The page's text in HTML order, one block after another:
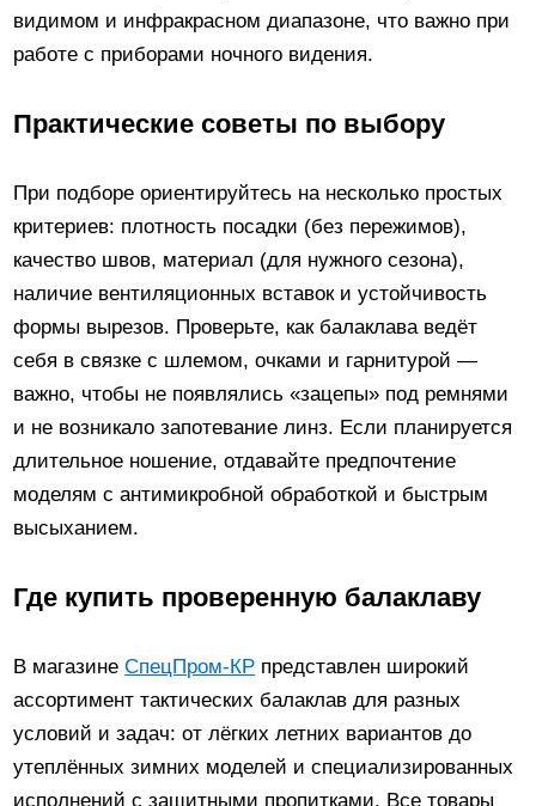
видимом и инфракрасном диапазоне, что важно при
работе с приборами ночного видения.
Практические советы по выбору
При подборе ориентируйтесь на несколько простых
критериев: плотность посадки (без пережимов),
качество швов, материал (для нужного сезона),
наличие вентиляционных вставок и устойчивость
формы вырезов. Проверьте, как балаклава ведёт
себя в связке с шлемом, очками и гарнитурой —
важно, чтобы не появлялись «зацепы» под ремнями
и не возникало запотевание линз. Если планируется
длительное ношение, отдавайте предпочтение
моделям с антимикробной обработкой и быстрым
высыханием.
Где купить проверенную балаклаву
В магазинеСпецПром-КР представлен широкий
ассортимент тактических балаклав для разных
условий и задач: от лёгких летних вариантов до
утеплённых зимних моделей и специализированных
исполнений с защитными пропитками. Все товары